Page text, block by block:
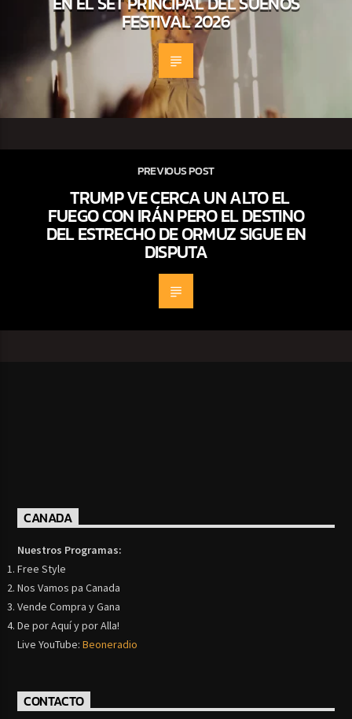
FESTIVAL 2026
PREVIOUS POST
TRUMP VE CERCA UN ALTO EL
FUEGO CON IRÁN PERO EL DESTINO
DEL ESTRECHO DE ORMUZ SIGUE EN
DISPUTA
CANADA
Nuestros Programas:
Free Style
Nos Vamos pa Canada
Vende Compra y Gana
De por Aquí y por Alla!
Live YouTube:Beoneradio
CONTACTO